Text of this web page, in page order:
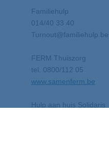
Familiehulp
014/40 33 40
Turnout@familiehulp.be,
FERM Thuiszorg
tel. 0800/112 05
www.samenferm.be
Hulp aan huis Solidaris